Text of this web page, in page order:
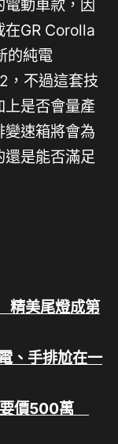
動車款，因
在GR Corolla
的純電
，不過這套技
上是否會量產
速箱將會為
是能否滿足
美尾燈成第
、手排尬在一
價500萬